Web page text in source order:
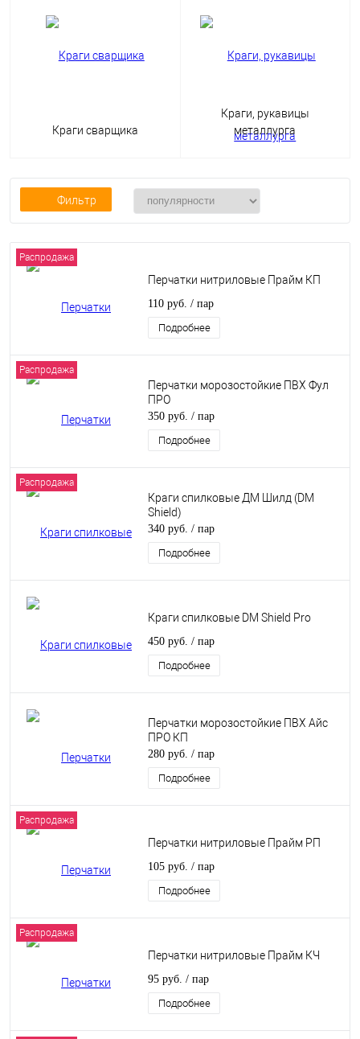
Краги сварщика
Краги, рукавицы
металлурга
Фильтр
Распродажа
Перчатки нитриловые Прайм КП
110 руб. / пар
Подробнее
Распродажа
Перчатки морозостойкие ПВХ Фул
ПРО
350 руб. / пар
Подробнее
Распродажа
Краги спилковые ДМ Шилд (DM
Shield)
340 руб. / пар
Подробнее
Краги спилковые DM Shield Pro
450 руб. / пар
Подробнее
Перчатки морозостойкие ПВХ Айс
ПРО КП
280 руб. / пар
Подробнее
Распродажа
Перчатки нитриловые Прайм РП
105 руб. / пар
Подробнее
Распродажа
Перчатки нитриловые Прайм КЧ
95 руб. / пар
Подробнее